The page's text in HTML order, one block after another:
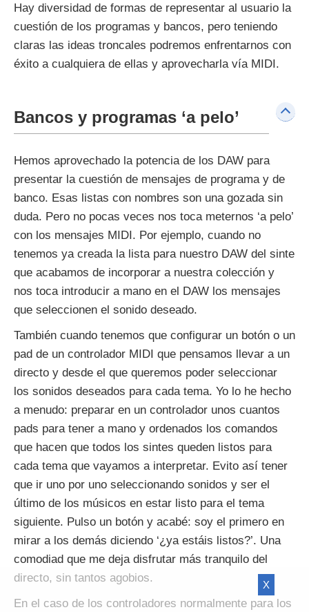
Hay diversidad de formas de representar al usuario la
cuestión de los programas y bancos, pero teniendo
claras las ideas troncales podremos enfrentarnos con
éxito a cualquiera de ellas y aprovecharla vía MIDI.
Bancos y programas ‘a pelo’
Hemos aprovechado la potencia de los DAW para
presentar la cuestión de mensajes de programa y de
banco. Esas listas con nombres son una gozada sin
duda. Pero no pocas veces nos toca meternos ‘a pelo’
con los mensajes MIDI. Por ejemplo, cuando no
tenemos ya creada la lista para nuestro DAW del sinte
que acabamos de incorporar a nuestra colección y
nos toca introducir a mano en el DAW los mensajes
que seleccionen el sonido deseado.
También cuando tenemos que configurar un botón o un
pad de un controlador MIDI que pensamos llevar a un
directo y desde el que queremos poder seleccionar
los sonidos deseados para cada tema. Yo lo he hecho
a menudo: preparar en un controlador unos cuantos
pads para tener a mano y ordenados los comandos
que hacen que todos los sintes queden listos para
cada tema que vayamos a interpretar. Evito así tener
que ir uno por uno seleccionando sonidos y ser el
último de los músicos en estar listo para el tema
siguiente. Pulso un botón y acabé: soy el primero en
mirar a los demás diciendo ‘¿ya estáis listos?’. Una
comodiad que me deja disfrutar más tranquilo del
directo, sin tantos agobios.
En el caso de los controladores normalmente para los
X